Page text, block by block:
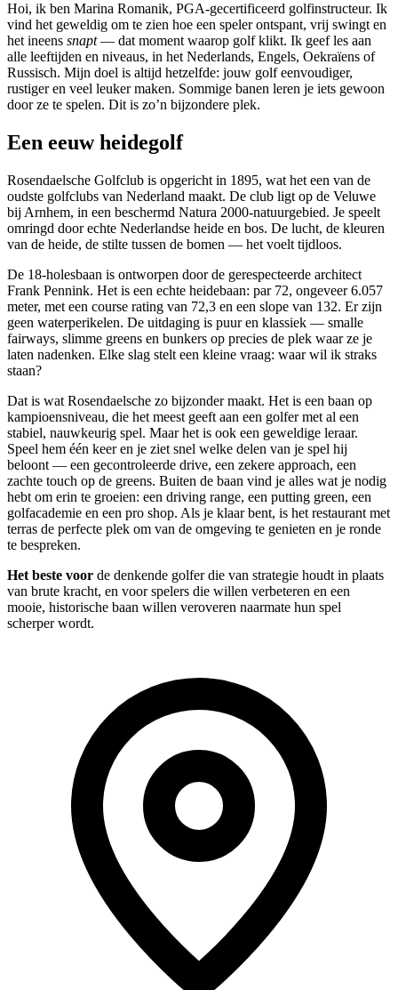
Hoi, ik ben Marina Romanik, PGA-gecertificeerd golfinstructeur. Ik
vind het geweldig om te zien hoe een speler ontspant, vrij swingt en
het ineens snapt— dat moment waarop golf klikt. Ik geef les aan
alle leeftijden en niveaus, in het Nederlands, Engels, Oekraïens of
Russisch. Mijn doel is altijd hetzelfde: jouw golf eenvoudiger,
rustiger en veel leuker maken. Sommige banen leren je iets gewoon
door ze te spelen. Dit is zo’n bijzondere plek.
Een eeuw heidegolf
Rosendaelsche Golfclub is opgericht in 1895, wat het een van de
oudste golfclubs van Nederland maakt. De club ligt op de Veluwe
bij Arnhem, in een beschermd Natura 2000-natuurgebied. Je speelt
omringd door echte Nederlandse heide en bos. De lucht, de kleuren
van de heide, de stilte tussen de bomen — het voelt tijdloos.
De 18-holesbaan is ontworpen door de gerespecteerde architect
Frank Pennink. Het is een echte heidebaan: par 72, ongeveer 6.057
meter, met een course rating van 72,3 en een slope van 132. Er zijn
geen waterperikelen. De uitdaging is puur en klassiek — smalle
fairways, slimme greens en bunkers op precies de plek waar ze je
laten nadenken. Elke slag stelt een kleine vraag: waar wil ik straks
staan?
Dat is wat Rosendaelsche zo bijzonder maakt. Het is een baan op
kampioensniveau, die het meest geeft aan een golfer met al een
stabiel, nauwkeurig spel. Maar het is ook een geweldige leraar.
Speel hem één keer en je ziet snel welke delen van je spel hij
beloont — een gecontroleerde drive, een zekere approach, een
zachte touch op de greens. Buiten de baan vind je alles wat je nodig
hebt om erin te groeien: een driving range, een putting green, een
golfacademie en een pro shop. Als je klaar bent, is het restaurant met
terras de perfecte plek om van de omgeving te genieten en je ronde
te bespreken.
Het beste voor de denkende golfer die van strategie houdt in plaats
van brute kracht, en voor spelers die willen verbeteren en een
mooie, historische baan willen veroveren naarmate hun spel
scherper wordt.